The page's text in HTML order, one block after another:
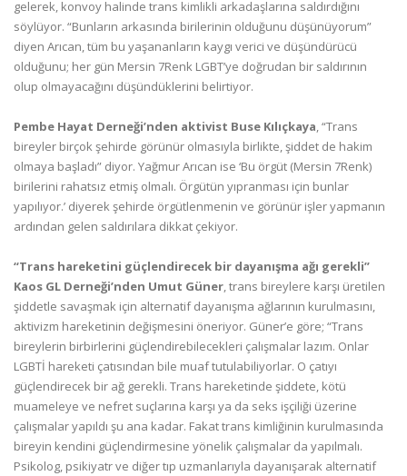
gelerek, konvoy halinde trans kimlikli arkadaşlarına saldırdığını
söylüyor. “Bunların arkasında birilerinin olduğunu düşünüyorum”
diyen Arıcan, tüm bu yaşananların kaygı verici ve düşündürücü
olduğunu; her gün Mersin 7Renk LGBT’ye doğrudan bir saldırının
olup olmayacağını düşündüklerini belirtiyor.
Pembe Hayat Derneği’nden aktivist Buse Kılıçkaya, “Trans
bireyler birçok şehirde görünür olmasıyla birlikte, şiddet de hakim
olmaya başladı” diyor. Yağmur Arıcan ise ‘Bu örgüt (Mersin 7Renk)
birilerini rahatsız etmiş olmalı. Örgütün yıpranması için bunlar
yapılıyor.’ diyerek şehirde örgütlenmenin ve görünür işler yapmanın
ardından gelen saldırılara dikkat çekiyor.
“Trans hareketini güçlendirecek bir dayanışma ağı gerekli”
Kaos GL Derneği’nden Umut Güner, trans bireylere karşı üretilen
şiddetle savaşmak için alternatif dayanışma ağlarının kurulmasını,
aktivizm hareketinin değişmesini öneriyor. Güner’e göre; “Trans
bireylerin birbirlerini güçlendirebilecekleri çalışmalar lazım. Onlar
LGBTİ hareketi çatısından bile muaf tutulabiliyorlar. O çatıyı
güçlendirecek bir ağ gerekli. Trans hareketinde şiddete, kötü
muameleye ve nefret suçlarına karşı ya da seks işçiliği üzerine
çalışmalar yapıldı şu ana kadar. Fakat trans kimliğinin kurulmasında
bireyin kendini güçlendirmesine yönelik çalışmalar da yapılmalı.
Psikolog, psikiyatr ve diğer tıp uzmanlarıyla dayanışarak alternatif